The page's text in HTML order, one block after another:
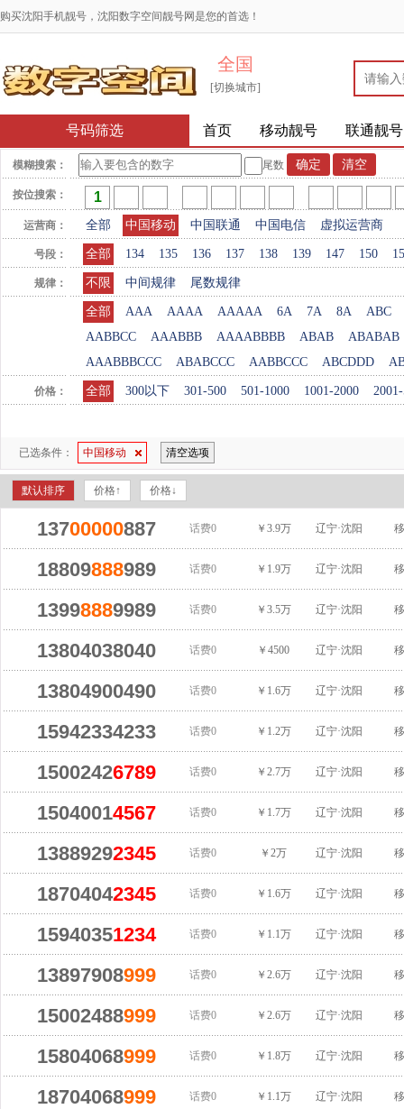
购买沈阳手机靓号，沈阳数字空间靓号网是您的首选！
全国
[切换城市]
号码筛选 首页 移动靓号 联通靓号
模糊搜索： 尾数
按位搜索：
运营商： 全部 中国移动 中国联通 中国电信 虚拟运营商
号段： 全部 134 135 136 137 138 139 147 150
规律： 不限 中间规律 尾数规律
全部 AAA AAAA AAAAA 6A 7A 8A
ABC
AABBCC
AAABBB AAAABBBB ABAB
ABABAB
AAABBBCCC
ABABCCC AABBCCC ABCDDD
价格： 全部 300以下 301-500 501-1000 1001-2000
已选条件： 中国移动 清空选项
默认排序 价格↑ 价格↓
13700000887 话费0 ￥3.9万 辽宁·沈阳
18809888989 话费0 ￥1.9万 辽宁·沈阳
13998889989 话费0 ￥3.5万 辽宁·沈阳
13804038040 话费0 ￥4500 辽宁·沈阳
13804900490 话费0 ￥1.6万 辽宁·沈阳
15942334233 话费0 ￥1.2万 辽宁·沈阳
15002426789 话费0 ￥2.7万 辽宁·沈阳
15040014567 话费0 ￥1.7万 辽宁·沈阳
13889292345 话费0 ￥2万 辽宁·沈阳
18704042345 话费0 ￥1.6万 辽宁·沈阳
15940351234 话费0 ￥1.1万 辽宁·沈阳
13897908999 话费0 ￥2.6万 辽宁·沈阳
15002488999 话费0 ￥2.6万 辽宁·沈阳
15804068999 话费0 ￥1.8万 辽宁·沈阳
18704068999 话费0 ￥1.1万 辽宁·沈阳